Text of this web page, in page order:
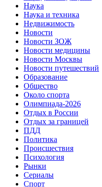
Наука
Наука и техника
Недвижимость
Новости
Новости ЗОЖ
Новости медицины
Новости Москвы
Новости путешествий
Образование
Общество
Около спорта
Олимпиада-2026
Отдых в России
Отдых за границей
ПДД
Политика
Происшествия
Психология
Рынки
Сериалы
Спорт